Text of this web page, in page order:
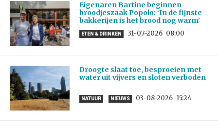
Eigenaren Bartine beginnen
broodjeszaak Popolo: ‘In de fijnste
bakkerijen is het brood nog warm’
ETEN & DRINKEN 31-07-2026 08:00
Droogte slaat toe, besproeien met
water uit vijvers en sloten verboden
NATUUR NIEUWS 03-08-2026 15:24